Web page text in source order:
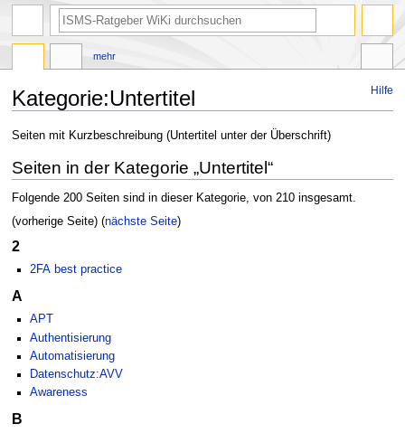
Hilfe
Kategorie:Untertitel
Zur
springen
Zur
springen
Seiten mit Kurzbeschreibung (Untertitel unter der Überschrift)
Seiten in der Kategorie „Untertitel“
Folgende 200 Seiten sind in dieser Kategorie, von 210 insgesamt.
(vorherige Seite) (nächste Seite)
2
2FA best practice
A
APT
Authentisierung
Automatisierung
Datenschutz:AVV
Awareness
B
mehr